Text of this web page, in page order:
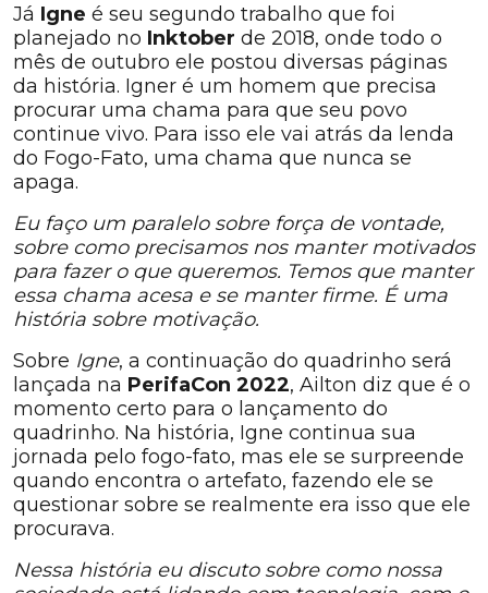
Já Igne é seu segundo trabalho que foi
planejado no Inktober de 2018, onde todo o
mês de outubro ele postou diversas páginas
da história. Igner é um homem que precisa
procurar uma chama para que seu povo
continue vivo. Para isso ele vai atrás da lenda
do Fogo-Fato, uma chama que nunca se
apaga.
Eu faço um paralelo sobre força de vontade,
sobre como precisamos nos manter motivados
para fazer o que queremos. Temos que manter
essa chama acesa e se manter firme. É uma
história sobre motivação.
Sobre Igne, a continuação do quadrinho será
lançada na PerifaCon 2022, Ailton diz que é o
momento certo para o lançamento do
quadrinho. Na história, Igne continua sua
jornada pelo fogo-fato, mas ele se surpreende
quando encontra o artefato, fazendo ele se
questionar sobre se realmente era isso que ele
procurava.
Nessa história eu discuto sobre como nossa